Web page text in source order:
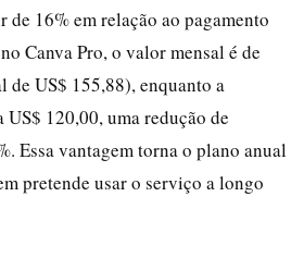
de 16% em relação ao pagamento
Canva Pro, o valor mensal é de
de US$ 155,88), enquanto a
120,00, uma redução de
Essa vantagem torna o plano anual
pretende usar o serviço a longo